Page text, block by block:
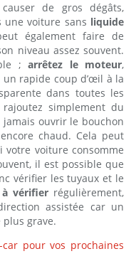
de gros dégâts,
une voiture sans liquide
également faire de
niveau assez souvent.
; arrêtez le moteur,
rapide coup d’œil à la
dans toutes les
simplement du
ouvrir le bouchon
chaud. Cela peut
votre voiture consomme
il est possible que
vérifier les tuyaux et le
vérifier régulièrement,
assistée car un
grave.
pour vos prochaines